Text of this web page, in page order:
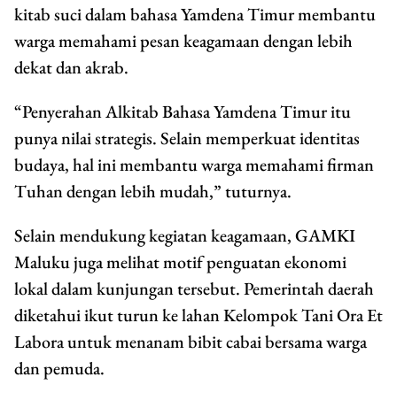
kitab suci dalam bahasa Yamdena Timur membantu
warga memahami pesan keagamaan dengan lebih
dekat dan akrab.
“Penyerahan Alkitab Bahasa Yamdena Timur itu
punya nilai strategis. Selain memperkuat identitas
budaya, hal ini membantu warga memahami firman
Tuhan dengan lebih mudah,” tuturnya.
Selain mendukung kegiatan keagamaan, GAMKI
Maluku juga melihat motif penguatan ekonomi
lokal dalam kunjungan tersebut. Pemerintah daerah
diketahui ikut turun ke lahan Kelompok Tani Ora Et
Labora untuk menanam bibit cabai bersama warga
dan pemuda.